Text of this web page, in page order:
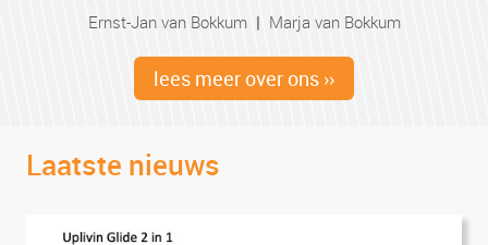
Ernst-Jan van Bokkum | Marja van Bokkum
lees meer over ons ››
Laatste nieuws